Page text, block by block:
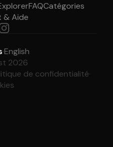
FAQCatégories
& Aide
·English
2026
de confidentialité·